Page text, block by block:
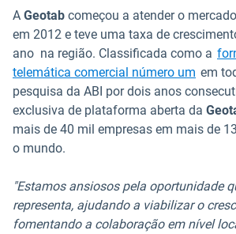
A Geotab começou a atender o
em 2012 e teve uma taxa de
ano na região. Classificada como a
telemática comercial número um em
pesquisa da ABI por dois anos
exclusiva de plataforma aberta da
mais de 40 mil empresas em mais de
o mundo.
"Estamos ansiosos pela oportunidade
representa, ajudando a viabilizar o
fomentando a colaboração em nível